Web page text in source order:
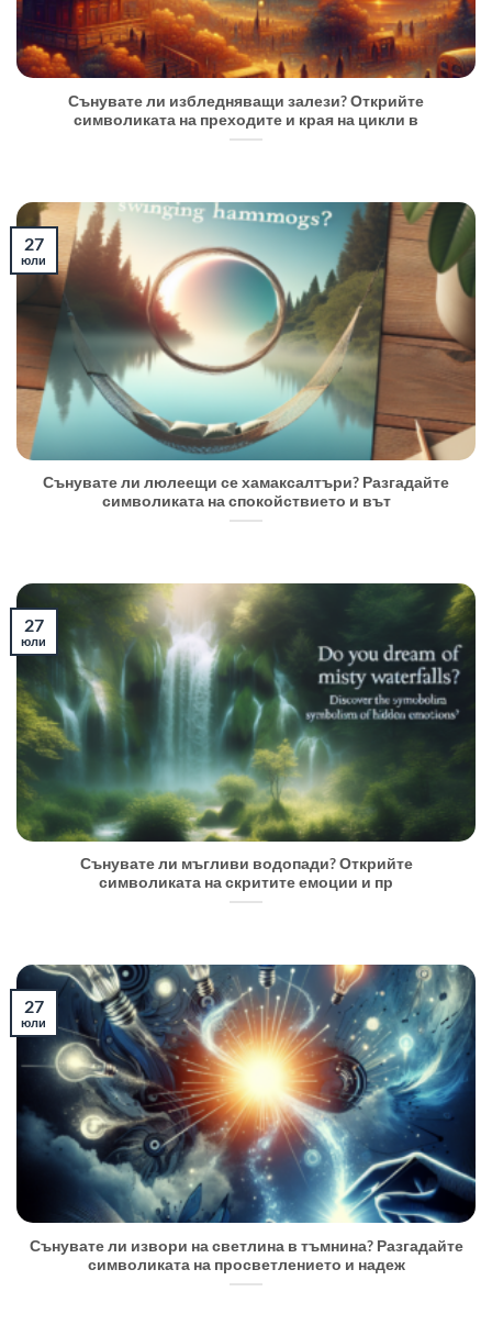
Сънувате ли избледняващи залези? Открийте
символиката на преходите и края на цикли в
Сънувате ли люлеещи се хамаксалтъри? Разгадайте
символиката на спокойствието и вът
27
юли
Сънувате ли мъгливи водопади? Открийте
символиката на скритите емоции и пр
27
юли
Сънувате ли извори на светлина в тъмнина? Разгадайте
символиката на просветлението и надеж
27
юли